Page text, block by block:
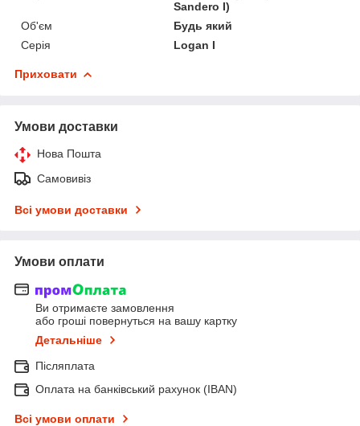
Sandero I)
Об'єм
Будь який
Серія
Logan I
Приховати
Умови доставки
Нова Пошта
Самовивіз
Всі умови доставки
Умови оплати
Ви отримаєте замовлення
або гроші повернуться на вашу картку
Детальніше
Післяплата
Оплата на банківський рахунок (IBAN)
Всі умови оплати